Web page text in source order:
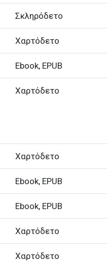
Σκληρόδετο
Χαρτόδετο
Ebook, EPUB
Χαρτόδετο
Χαρτόδετο
Ebook, EPUB
Ebook, EPUB
Χαρτόδετο
Χαρτόδετο